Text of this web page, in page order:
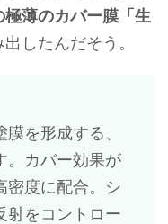
極薄のカバー膜「生
出したんだそう。
を形成する、
。カバー効果が
密度に配合。シ
射をコントロー